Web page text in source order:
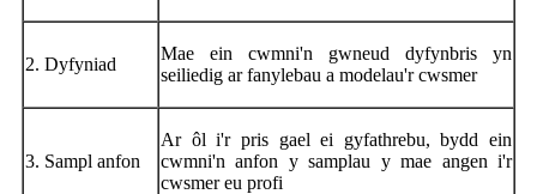
2. Dyfyniad
Mae ein cwmni'n gwneud dyfynbris yn
seiliedig ar fanylebau a modelau'r cwsmer
3. Sampl anfon
Ar ôl i'r pris gael ei gyfathrebu, bydd ein
cwmni'n anfon y samplau y mae angen i'r
cwsmer eu profi